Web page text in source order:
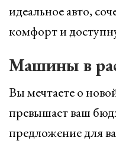
идеальное авто,
комфорт и
Машины в
Вы мечтаете о
превышает ваш
предложение для